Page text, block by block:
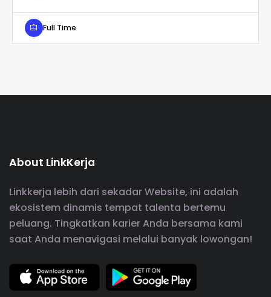
Full Time
About LinkKerja
Linkkerja lebih dari sekadar Website, ini adalah
ekosistem dinamis tempat talenta bertemu
peluang. Tingkatkan karier Anda bersama kami
saat Anda menavigasi melalui banyak lowongan!